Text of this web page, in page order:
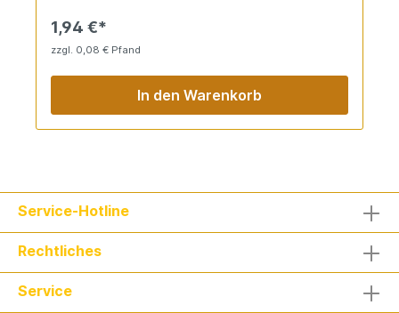
1,94 €*
zzgl. 0,08 € Pfand
In den Warenkorb
Service-Hotline
Rechtliches
Service